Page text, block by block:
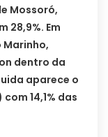
Mossoró,
28,9%. Em
Marinho,
dentro da
aparece o
14,1% das